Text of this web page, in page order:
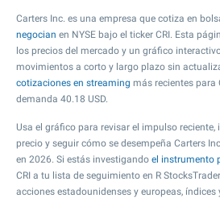
Carters Inc. es una empresa que cotiza en
negocian en NYSE bajo el ticker CRI. Esta
los precios del mercado y un gráfico
movimientos a corto y largo plazo sin
cotizaciones en streaming más recientes para
demanda 40.18 USD.
Usa el gráfico para revisar el impulso
precio y seguir cómo se desempeña Carters
en 2026. Si estás investigando el instrumento
CRI a tu lista de seguimiento en R
acciones estadounidenses y europeas, índices